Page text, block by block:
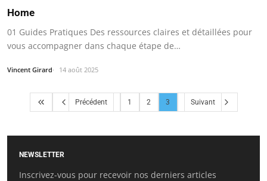
Home
01 Guides Pratiques Des ressources claires et détaillées pour
vous accompagner dans chaque étape de…
Vincent Girard 14 août 2025
Précédent 1 2 3 Suivant
NEWSLETTER
Inscrivez-vous pour recevoir nos derniers articles